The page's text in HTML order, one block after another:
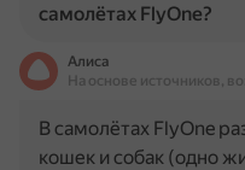
самолётах FlyOne?
Алиса
На основе источников,
В самолётах FlyOne
кошек и собак (одно